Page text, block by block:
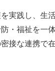
実践し、生
・福祉を一
接な連携で